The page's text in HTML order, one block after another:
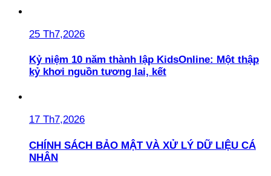
25 Th7,2026
Kỷ niệm 10 năm thành lập KidsOnline: Một thập
kỷ khơi nguồn tương lai, kết
17 Th7,2026
CHÍNH SÁCH BẢO MẬT VÀ XỬ LÝ DỮ LIỆU CÁ
NHÂN